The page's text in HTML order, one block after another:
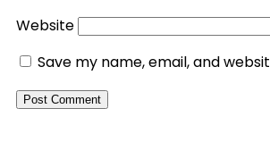
Website
Save my name, email, and